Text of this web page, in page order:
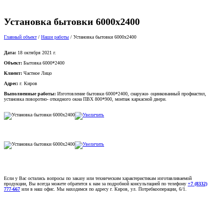
Установка бытовки 6000х2400
Главный объект / Наши работы / Установка бытовки 6000х2400
Дата: 18 октября 2021 г.
Объект: Бытовка 6000*2400
Клиент: Частное Лицо
Адрес: г. Киров
Выполненные работы: Изготовление бытовки 6000*2400, снаружи- оцинкованный профнастил,
установка поворотно- откидного окна ПВХ 800*900, монтаж каркасной двери.
Если у Вас остались вопросы по заказу или техническим характеристикам изготавливаемой
продукции, Вы всегда можете обратится к нам за подробной консультацией по телефону +7 (8332)
777-667 или в наш офис. Мы находимся по адресу г. Киров, ул. Потребкооперации, 6/1.